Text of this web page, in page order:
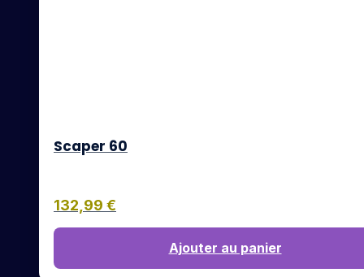
Scaper 60
132,99 €
Ajouter au panier